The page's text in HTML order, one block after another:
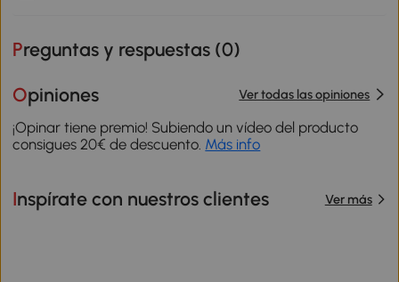
Preguntas y respuestas (0)
Opiniones Ver todas las opiniones
¡Opinar tiene premio! Subiendo un vídeo del producto
consigues 20€ de descuento. Más info
Inspírate con nuestros clientes Ver más